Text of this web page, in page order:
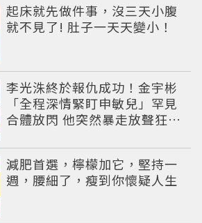
起床就先做件事，沒三天小腹
就不見了! 肚子一天天變小！
李光洙終於報仇成功！金宇彬
「全程深情緊盯申敏兒」罕見
合體放閃 他突然暴走放聲狂吼
減肥首選，檸檬加它，堅持一
週，腰細了，瘦到你懷疑人生